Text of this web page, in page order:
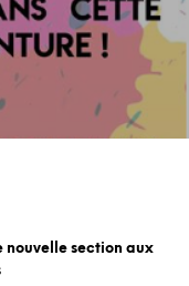
nouvelle section aux